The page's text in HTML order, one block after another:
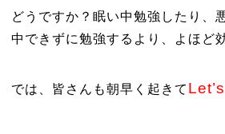
どうですか？眠い中勉強したり、
中できずに勉強するより、よほど
では、皆さんも朝早く起きて